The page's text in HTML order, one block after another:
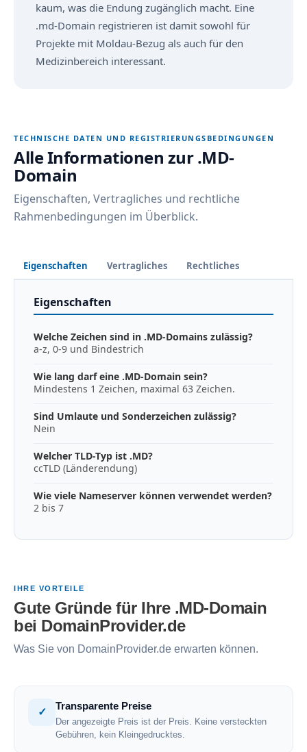
kaum, was die Endung zugänglich macht. Eine
.md-Domain registrieren ist damit sowohl für
Projekte mit Moldau-Bezug als auch für den
Medizinbereich interessant.
TECHNISCHE DATEN UND REGISTRIERUNGSBEDINGUNGEN
Alle Informationen zur .MD-
Domain
Eigenschaften, Vertragliches und rechtliche
Rahmenbedingungen im Überblick.
Eigenschaften Vertragliches Rechtliches
Eigenschaften
Welche Zeichen sind in .MD-Domains zulässig?
a-z, 0-9 und Bindestrich
Wie lang darf eine .MD-Domain sein?
Mindestens 1 Zeichen, maximal 63 Zeichen.
Sind Umlaute und Sonderzeichen zulässig?
Nein
Welcher TLD-Typ ist .MD?
ccTLD (Länderendung)
Wie viele Nameserver können verwendet werden?
2 bis 7
IHRE VORTEILE
Gute Gründe für Ihre .MD-Domain
bei DomainProvider.de
Was Sie von DomainProvider.de erwarten können.
✓
Transparente Preise
Der angezeigte Preis ist der Preis. Keine versteckten
Gebühren, kein Kleingedrucktes.